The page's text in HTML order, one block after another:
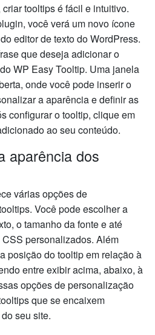
tooltips é fácil e intuitivo.
você verá um novo ícone
editor de texto do WordPress.
que deseja adicionar o
WP Easy Tooltip. Uma janela
onde você pode inserir o
a aparência e definir as
configurar o tooltip, clique em
ao seu conteúdo.
aparência dos
várias opções de
Você pode escolher a
o tamanho da fonte e até
personalizados. Além
posição do tooltip em relação à
entre exibir acima, abaixo, à
opções de personalização
que se encaixem
seu site.